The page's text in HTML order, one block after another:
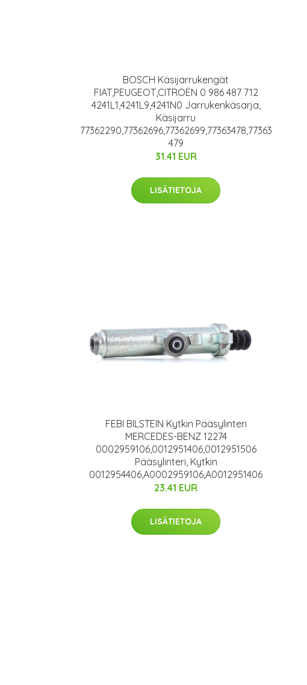
BOSCH Käsijarrukengät
FIAT,PEUGEOT,CITROËN 0 986 487 712
4241L1,4241L9,4241N0 Jarrukenkäsarja,
Käsijarru
77362290,77362696,77362699,77363478,77363
479
31.41 EUR
LISÄTIETOJA
FEBI BILSTEIN Kytkin Pääsylinteri
MERCEDES-BENZ 12274
0002959106,0012951406,0012951506
Pääsylinteri, Kytkin
0012954406,A0002959106,A0012951406
23.41 EUR
LISÄTIETOJA